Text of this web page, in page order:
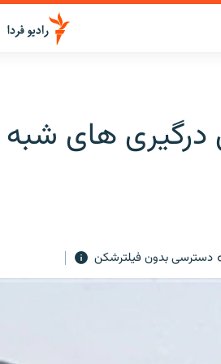
های شبه
دسترسی بدون فیلترشکن